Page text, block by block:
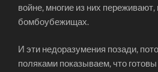
войне, многие из них переживают,
бомбоубежищах.
И эти недоразумения позади,
поляками показываем, что